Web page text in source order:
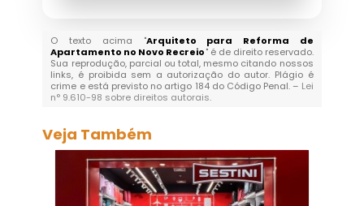
O texto acima "Arquiteto para Reforma de
Apartamento no Novo Recreio" é de direito reservado.
Sua reprodução, parcial ou total, mesmo citando nossos
links, é proibida sem a autorização do autor. Plágio é
crime e está previsto no artigo 184 do Código Penal. – Lei
n° 9.610-98 sobre direitos autorais.
Veja Também